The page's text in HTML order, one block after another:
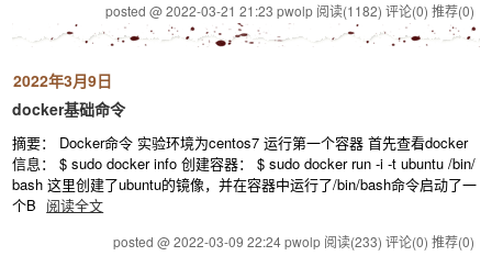
posted @ 2022-03-21 21:23 pwolp 阅读(1182) 评论(0) 推荐(0)
2022年3月9日
docker基础命令
摘要： Docker命令 实验环境为centos7 运行第一个容器 首先查看docker
信息： $ sudo docker info 创建容器： $ sudo docker run -i -t ubuntu /bin/
bash 这里创建了ubuntu的镜像，并在容器中运行了/bin/bash命令启动了一
个B 阅读全文
posted @ 2022-03-09 22:24 pwolp 阅读(233) 评论(0) 推荐(0)